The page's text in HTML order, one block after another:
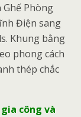
Ghế Phòng
Điện sang
Khung bằng
phong cách
thép chắc
công và